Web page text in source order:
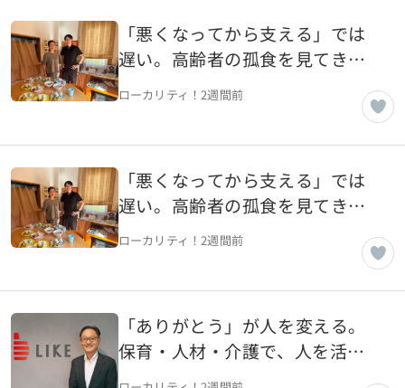
「悪くなってから支える」では
遅い。高齢者の孤食を見てきた
介護のプロがつくる、世代を超
えて集う子ども地域食堂（後
ローカリティ！2週間前
「悪くなってから支える」では
遅い。高齢者の孤食を見てきた
介護のプロがつくる、世代を超
ローカリティ！2週間前
「ありがとう」が人を変える。
保育・人材・介護で、人を活か
し、未来を創造する【東京都渋